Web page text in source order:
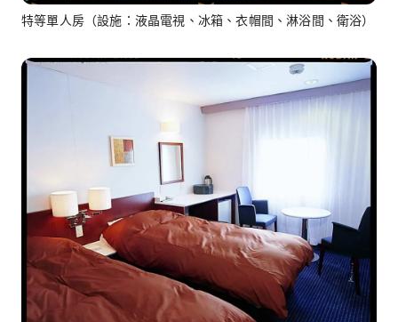
特等單人房（設施：液晶電視、冰箱、衣帽間、淋浴間、衛浴）